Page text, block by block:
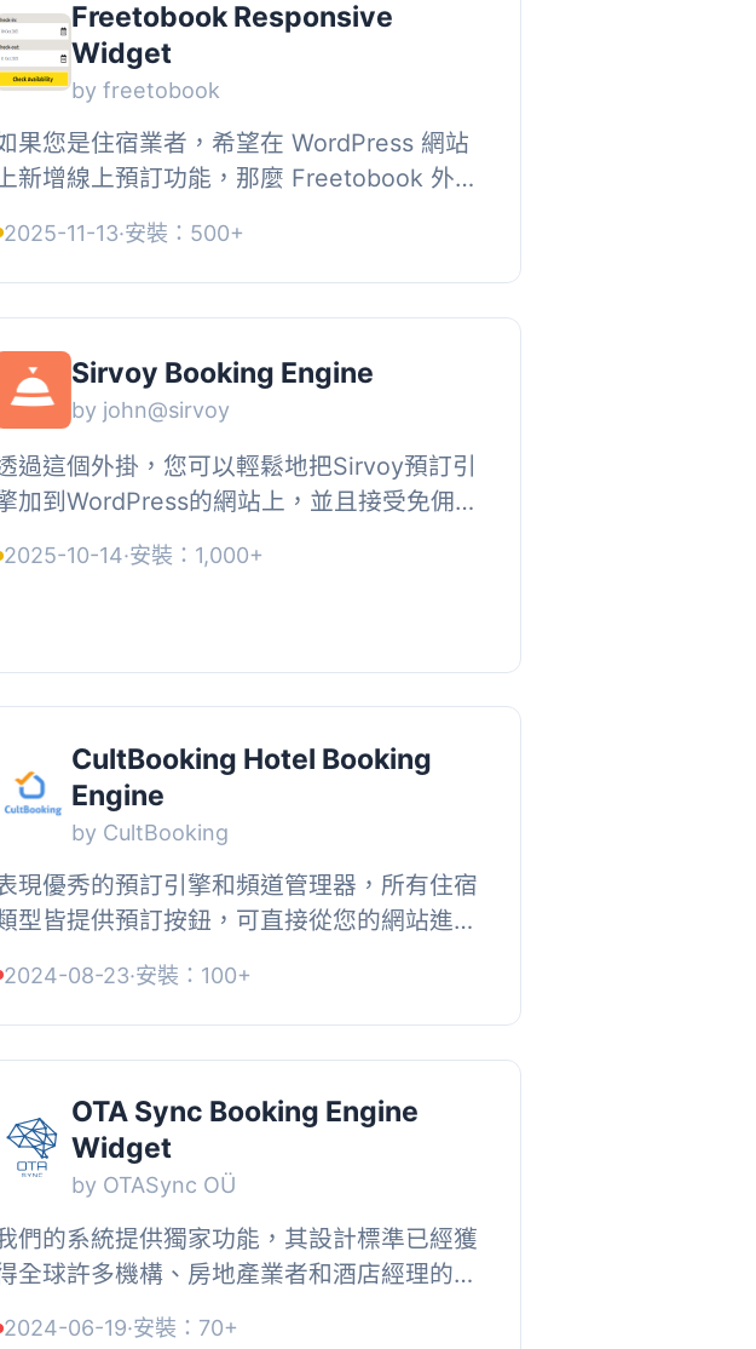
Freetobook Responsive
Widget
by freetobook
果您是住宿業者，希望在 WordPress 網站
新增線上預訂功能，那麼 Freetobook 外掛
號，請造訪我們的官方網站。, ...
2025-11-13·安裝：500+
Sirvoy Booking Engine
by john@sirvoy
過這個外掛，您可以輕鬆地把Sirvoy預訂引
加到WordPress的網站上，並且接受免佣金
戶中，您可以在https://sirvoy...
2025-10-14·安裝：1,000+
CultBooking Hotel Booking
Engine
by CultBooking
現優秀的預訂引擎和頻道管理器，所有住宿
型皆提供預訂按鈕，可直接從您的網站進行
級預訂引擎 (預訂按鈕) 和頻...
2024-08-23·安裝：100+
OTA Sync Booking Engine
Widget
by OTASync OÜ
們的系統提供獨家功能，其設計標準已經獲
全球許多機構、房地產業者和酒店經理的認
2024-06-19·安裝：70+